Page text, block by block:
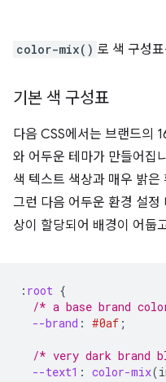
color-mix() 로 색 구성
기본 색 구성표
다음 CSS에서는 브랜드의
와 어두운 테마가 만들어집
색 텍스트 색상과 매우 밝
그런 다음 어두운 환경 설
상이 할당되어 배경이 어둡
: root {
/* a base brand
--brand : #0af ;
/* very dark brand
--text1 : color-mix(